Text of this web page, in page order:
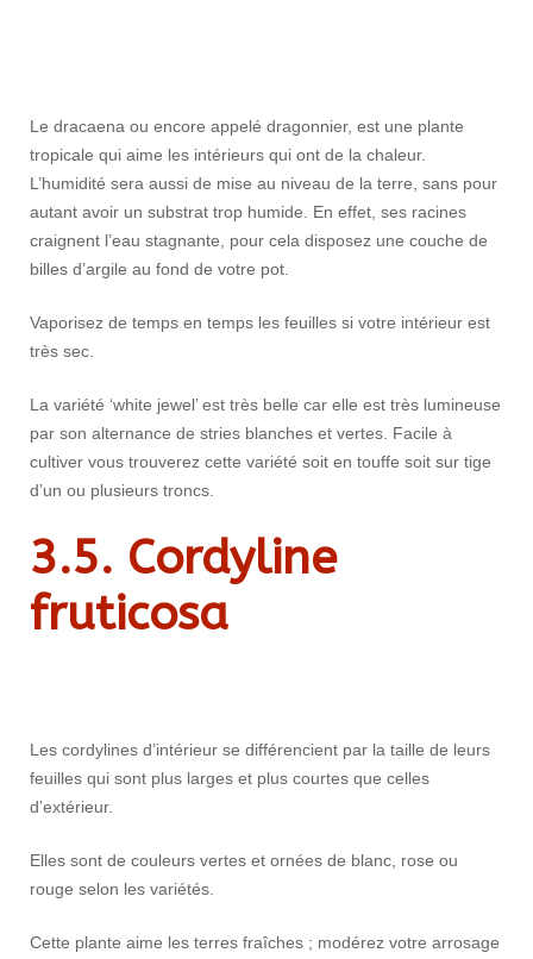
Le dracaena ou encore appelé dragonnier, est une plante
tropicale qui aime les intérieurs qui ont de la chaleur.
L’humidité sera aussi de mise au niveau de la terre, sans pour
autant avoir un substrat trop humide. En effet, ses racines
craignent l’eau stagnante, pour cela disposez une couche de
billes d’argile au fond de votre pot.
Vaporisez de temps en temps les feuilles si votre intérieur est
très sec.
La variété ‘white jewel’ est très belle car elle est très lumineuse
par son alternance de stries blanches et vertes. Facile à
cultiver vous trouverez cette variété soit en touffe soit sur tige
d’un ou plusieurs troncs.
3.5. Cordyline
fruticosa
Les cordylines d’intérieur se différencient par la taille de leurs
feuilles qui sont plus larges et plus courtes que celles
d’extérieur.
Elles sont de couleurs vertes et ornées de blanc, rose ou
rouge selon les variétés.
Cette plante aime les terres fraîches ; modérez votre arrosage